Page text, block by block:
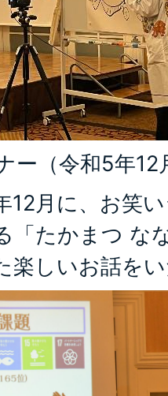
ー（令和5年12
12月に、お笑
「たかまつ な
楽しいお話を